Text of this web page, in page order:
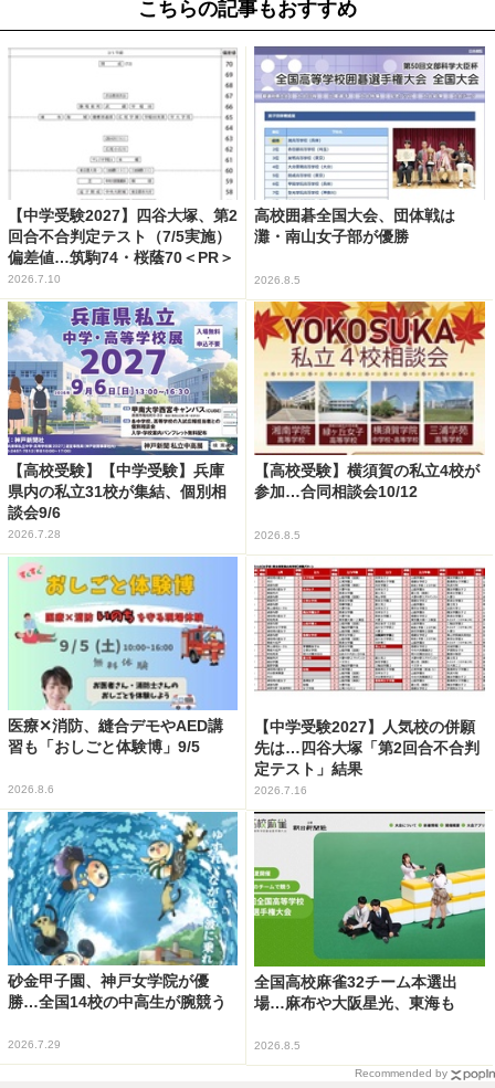
こちらの記事もおすすめ
【中学受験2027】四谷大塚、第2
回合不合判定テスト（7/5実施）
偏差値…筑駒74・桜蔭70＜PR＞
2026.7.10
高校囲碁全国大会、団体戦は
灘・南山女子部が優勝
2026.8.5
【高校受験】【中学受験】兵庫
県内の私立31校が集結、個別相
談会9/6
2026.7.28
【高校受験】横須賀の私立4校が
参加…合同相談会10/12
2026.8.5
医療✕消防、縫合デモやAED講
習も「おしごと体験博」9/5
2026.8.6
【中学受験2027】人気校の併願
先は…四谷大塚「第2回合不合判
定テスト」結果
2026.7.16
砂金甲子園、神戸女学院が優
勝…全国14校の中高生が腕競う
2026.7.29
全国高校麻雀32チーム本選出
場…麻布や大阪星光、東海も
2026.8.5
Recommended by